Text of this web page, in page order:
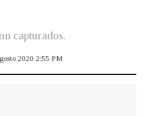
capturados.
2020 2:55 PM